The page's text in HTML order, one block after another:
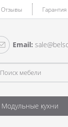
Отзывы
Email:
Модульные кухни